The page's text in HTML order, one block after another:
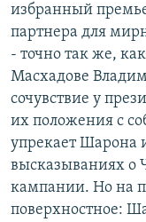
избранный
партнера для
- точно так же,
Масхадове
сочувствие у
их положения с
упрекает Шарона
высказываниях о
кампании. Но на
поверхностное: